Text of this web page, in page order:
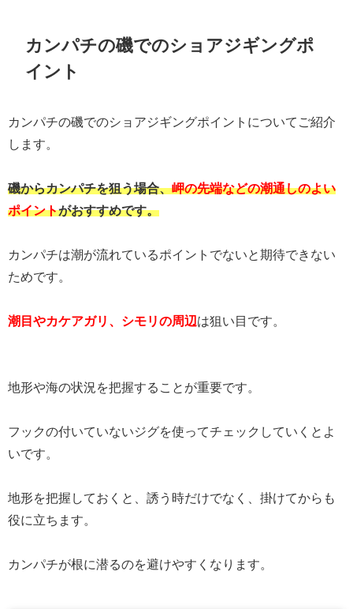
カンパチの磯でのショアジギングポ
イント
カンパチの磯でのショアジギングポイントについてご紹介
します。
磯からカンパチを狙う場合、岬の先端などの潮通しのよい
ポイントがおすすめです。
カンパチは潮が流れているポイントでないと期待できない
ためです。
潮目やカケアガリ、シモリの周辺 は狙い目です。
地形や海の状況を把握することが重要です。
フックの付いていないジグを使ってチェックしていくとよ
いです。
地形を把握しておくと、誘う時だけでなく、掛けてからも
役に立ちます。
カンパチが根に潜るのを避けやすくなります。